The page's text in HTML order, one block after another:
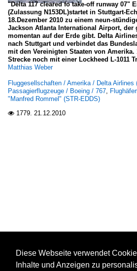
"Delta 117 cleared fo take-off runway 07"
(Zulassung N153DL)startet in Stuttgart-
18.Dezember 2010 zu einem neun-
Jackson Atlanta International Airport, der
momentan auf der Erde gibt. Delta
nach Stuttgart und verbindet das
mit den Vereinigten Staaten von Amerika.
Strecke noch mit einer Lockheed L-1011
Matthias Weber
Fluggesellschaften / Amerika / Delta Airlines
Passagierflugzeuge / Boeing / 767,
"Manfred Rommel" (STR-EDDS)
 1779. 21.12.2010
Diese Webseite verwendet
Inhalte und Anzeigen zu